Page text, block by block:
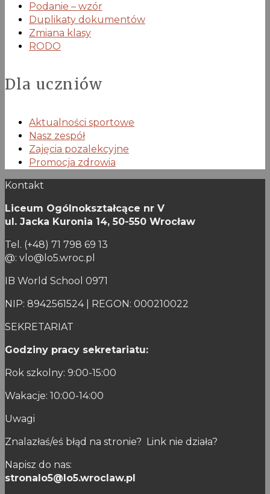
Podanie – wzór
Duplikaty dokumentów
Zmiana klasy
RODO
Dla uczniów
Aktualności sportowe
Nasz zespół
Zajęcia pozalekcyjne
Promocja zdrowia
Kontakt
Liceum Ogólnokształcące nr V
ul. Jacka Kuronia 14, 50-550 Wrocław
Tel. (+48) 71 798 69 13
@: vlo@lo5.wroc.pl
IB World School 0971
NIP: 8942561524 | REGON: 000210022
SEKRETARIAT
Godziny pracy sekretariatu:
Rok szkolny: 9:00-15:00
Wakacje: 10:00-14:00
Uwagi
Znalazłaś/eś błąd na stronie? Link nie działa?
Napisz do nas:
stronalo5@lo5.wroclaw.pl